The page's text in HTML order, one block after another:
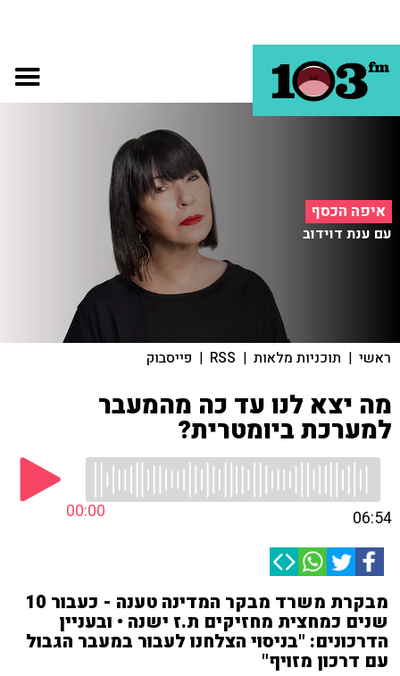
איפה הכסף
עם ענת דוידוב
ראשי | תוכניות מלאות |
RSS
| פייסבוק
מה יצא לנו עד כה מהמעבר
למערכת ביומטרית?
00:00 06:54
מבקרת משרד מבקר המדינה טענה - כעבור 10
שנים כמחצית מחזיקים ת.ז ישנה • ובעניין
הדרכונים: "בניסוי הצלחנו לעבור במעבר הגבול
עם דרכון מזויף"